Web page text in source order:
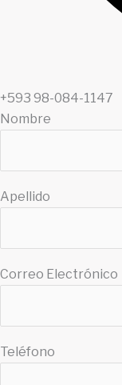
+593 98-084-1147‬​
Nombre
Apellido
Correo Electrónico
Teléfono